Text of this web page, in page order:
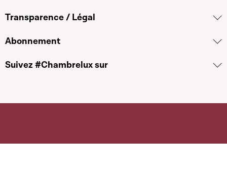
Transparence / Légal
Abonnement
Suivez #Chambrelux sur